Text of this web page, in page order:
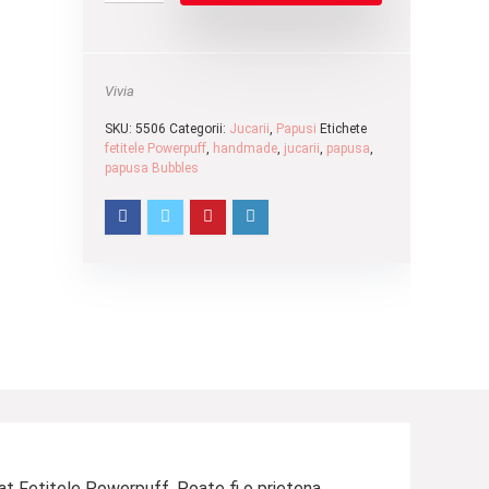
Vivia
SKU: 5506 Categorii: Jucarii, Papusi Etichete
fetitele Powerpuff, handmade, jucarii, papusa,
papusa Bubbles